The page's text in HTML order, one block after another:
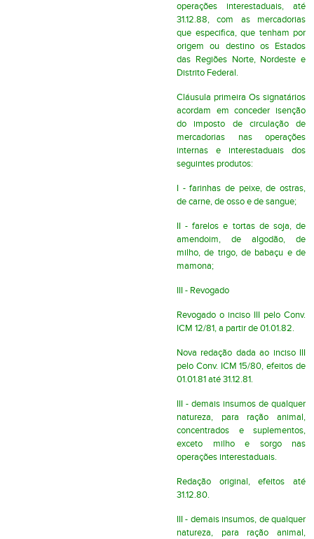
operações interestaduais, até
31.12.88, com as mercadorias
que especifica, que tenham por
origem ou destino os Estados
das Regiões Norte, Nordeste e
Distrito Federal.
Cláusula primeira Os signatários
acordam em conceder isenção
do imposto de circulação de
mercadorias nas operações
internas e interestaduais dos
seguintes produtos:
I - farinhas de peixe, de ostras,
de carne, de osso e de sangue;
II - farelos e tortas de soja, de
amendoim, de algodão, de
milho, de trigo, de babaçu e de
mamona;
III - Revogado
Revogado o inciso III pelo Conv.
ICM 12/81, a partir de 01.01.82.
Nova redação dada ao inciso III
pelo Conv. ICM 15/80, efeitos de
01.01.81 até 31.12.81.
III - demais insumos de qualquer
natureza, para ração animal,
concentrados e suplementos,
exceto milho e sorgo nas
operações interestaduais.
Redação original, efeitos até
31.12.80.
III - demais insumos, de qualquer
natureza, para ração animal,